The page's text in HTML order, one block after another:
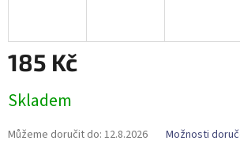
185 Kč
cena:
Skladem
Můžeme doručit do: 12.8.2026 Možnosti